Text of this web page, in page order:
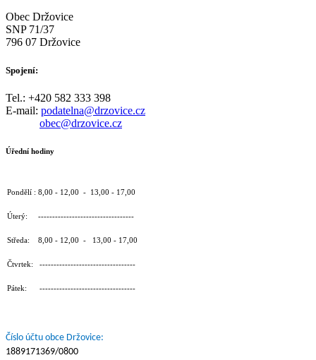
Obec Držovice
SNP 71/37
796 07 Držovice
Spojení:
Tel.: +420 582 333 398
E-mail: podatelna@drzovice.cz
obec@drzovice.cz
Úřední hodiny
Pondělí : 8,00 - 12,00 - 13,00 - 17,00
Úterý: ----------------------------------
Středa: 8,00 - 12,00 - 13,00 - 17,00
Čtvrtek: ----------------------------------
Pátek: ----------------------------------
Číslo účtu obce Držovice:
1889171369/0800